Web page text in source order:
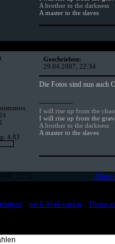
A brother to the darkness
A master to the slaves
4.83
Geschrieben:
29.04.2007, 22:34
Die Fotos sind nun auch
--------------
I will rise up from the
I will rise up from the
A brother to the darkness
A master to the slaves
22:55
:: per E-Mail senden:: Thema